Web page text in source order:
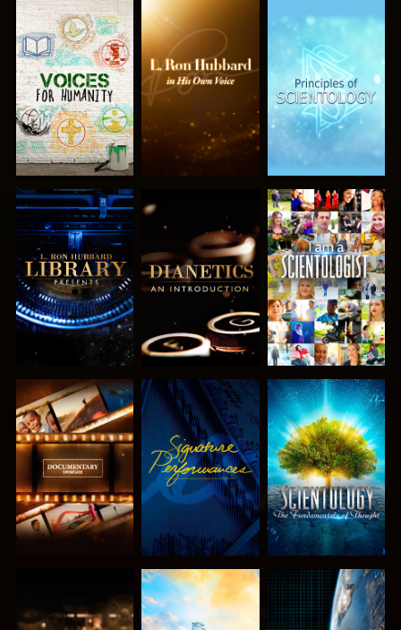
VERKEN DE
SERIE
VERKEN DE
SERIE
VERKEN DE
SERIE
VERKEN DE
SERIE
VERKEN DE
SERIE
KIJK
VERKEN DE
SERIE
KIJK
VERKEN DE
SERIE
VERKEN DE
VERKEN DE
KIJK